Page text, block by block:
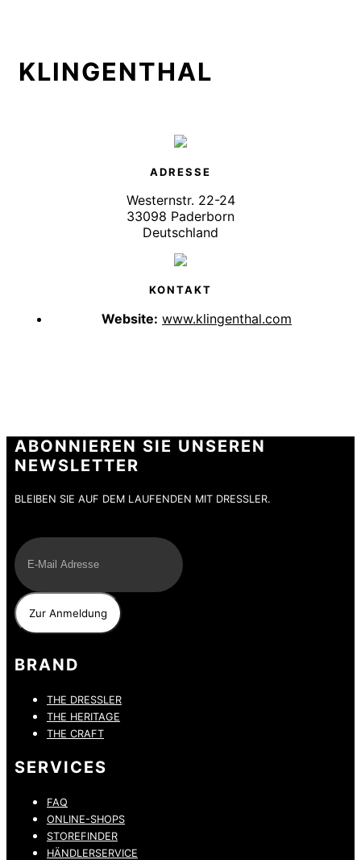
KLINGENTHAL
ADRESSE
Westernstr. 22-24
33098 Paderborn
Deutschland
KONTAKT
Website: www.klingenthal.com
ABONNIEREN SIE UNSEREN
NEWSLETTER
BLEIBEN SIE AUF DEM LAUFENDEN MIT DRESSLER.
BRAND
THE DRESSLER
THE HERITAGE
THE CRAFT
SERVICES
FAQ
ONLINE-SHOPS
STOREFINDER
HÄNDLERSERVICE